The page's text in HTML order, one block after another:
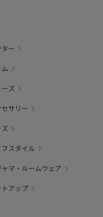
ー
ズ
サリー
フスタイル
ャマ・ルームウェア
トアップ